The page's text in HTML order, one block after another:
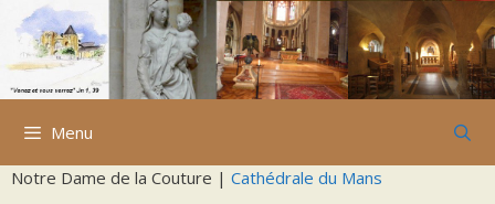
Aller
contenu
Menu
Notre Dame de la Couture | Cathédrale du Mans